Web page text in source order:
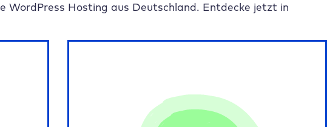
WordPress Hosting aus Deutschland. Entdecke jetzt in